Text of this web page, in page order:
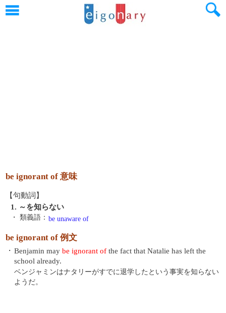
be ignorant of 意味
【句動詞】
1. ～を知らない
・ 類義語： be unaware of
be ignorant of 例文
・ Benjamin may be ignorant of the fact that Natalie has left the
school already.
ベンジャミンはナタリーがすでに退学したという事実を知らない
ようだ。